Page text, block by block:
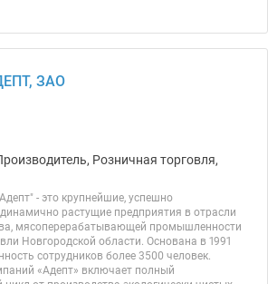
ЗАО
Розничная торговля,
- это крупнейшие, успешно
растущие предприятия в отрасли
мясоперерабатывающей промышленности
Новгородской области. Основана в 1991
сотрудников более 3500 человек.
«Адепт» включает полный